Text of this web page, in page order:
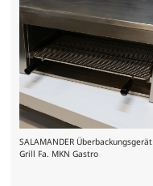
SALAMANDER Überbackungsgerät
Grill Fa. MKN Gastro